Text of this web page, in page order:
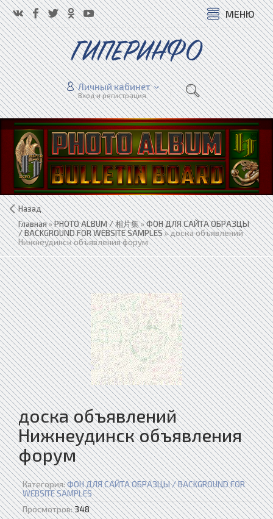
МЕНЮ
ГИПЕРИНФО
Личный кабинет
Вход и регистрация
Назад
Главная»PHOTO ALBUM / 相片集»ФОН ДЛЯ САЙТА ОБРАЗЦЫ
/ BACKGROUND FOR WEBSITE SAMPLES» доска объявлений
Нижнеудинск объявления форум
доска объявлений
Нижнеудинск объявления
форум
Категория:ФОН ДЛЯ САЙТА ОБРАЗЦЫ / BACKGROUND FOR
WEBSITE SAMPLES
Просмотров:348